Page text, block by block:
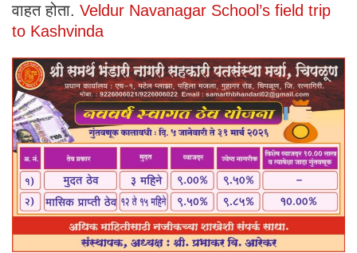
वाहत होता. Veldur Navanagar School’s field trip
to Kashvinda